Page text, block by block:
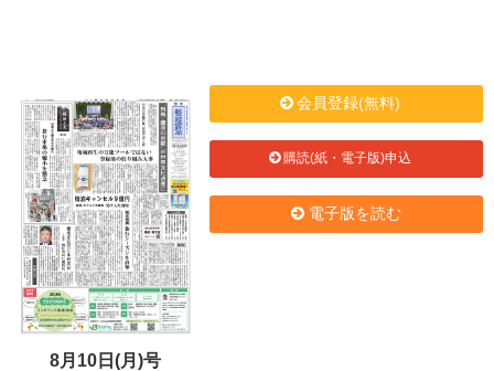
8月10日(月)号
会員登録(無料)
購読(紙・電子版)申込
電子版を読む